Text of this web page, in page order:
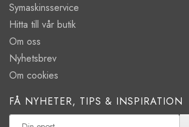
Symaskinsservice
Hitta till vår butik
Om oss
Nyhetsbrev
Om cookies
FÅ NYHETER, TIPS & INSPIRATION